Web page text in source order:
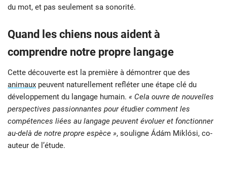
du mot, et pas seulement sa sonorité.
Quand les chiens nous aident à
comprendre notre propre langage
Cette découverte est la première à démontrer que des
animaux peuvent naturellement refléter une étape clé du
développement du langage humain. « Cela ouvre de nouvelles
perspectives passionnantes pour étudier comment les
compétences liées au langage peuvent évoluer et fonctionner
au-delà de notre propre espèce », souligne Ádám Miklósi, co-
auteur de l’étude.